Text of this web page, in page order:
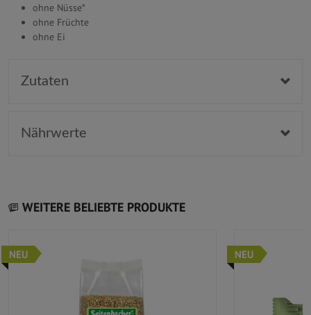
ohne Nüsse*
ohne Früchte
ohne Ei
Zutaten
Nährwerte
WEITERE BELIEBTE PRODUKTE
NEU NEU